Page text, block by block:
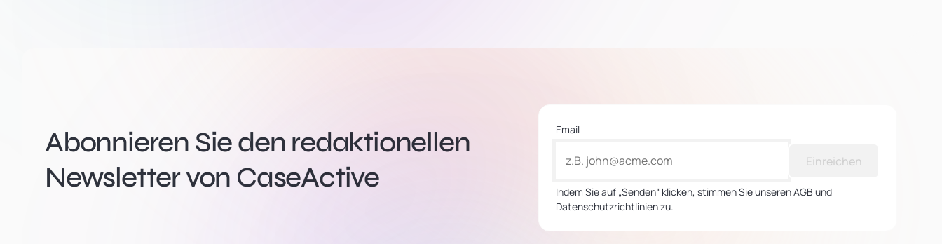
Abonnieren Sie den redaktionellen
Newsletter von CaseActive
Email
Einreichen
Indem Sie auf „Senden“ klicken, stimmen Sie unseren AGB und
Datenschutzrichtlinien zu.